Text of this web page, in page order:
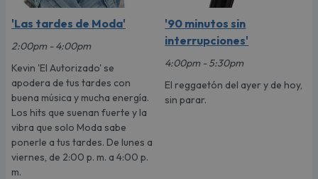
'Las tardes de Moda'
2:00pm - 4:00pm
Kevin 'El Autorizado' se
apodera de tus tardes con
buena música y mucha energía.
Los hits que suenan fuerte y la
vibra que solo Moda sabe
ponerle a tus tardes. De lunes a
viernes, de 2:00 p. m. a 4:00 p.
m.
'90 minutos sin
interrupciones'
4:00pm - 5:30pm
El reggaetón del ayer y de hoy,
sin parar.